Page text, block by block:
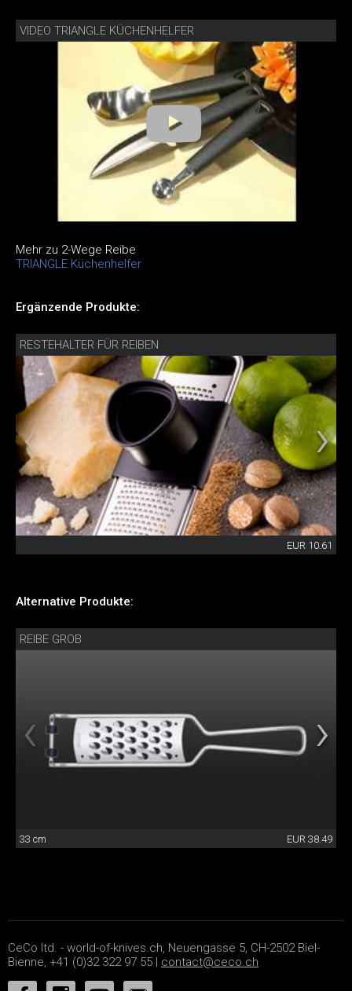
VIDEO TRIANGLE KÜCHENHELFER
Mehr zu 2-Wege Reibe
TRIANGLE Küchenhelfer
Ergänzende Produkte:
RESTEHALTER FÜR REIBEN
EUR 10.61
Alternative Produkte:
REIBE GROB
33 cm EUR 38.49
CeCo ltd. - world-of-knives.ch, Neuengasse 5, CH-2502 Biel-
Bienne, +41 (0)32 322 97 55 | contact@ceco.ch